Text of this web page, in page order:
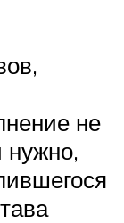
не
нужно,